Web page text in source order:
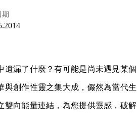
期
遺漏了什麼？有可能是尚未遇見某個
與創作性靈之集大成，儼然為當代生
雙向能量連結，為您提供靈感，破解